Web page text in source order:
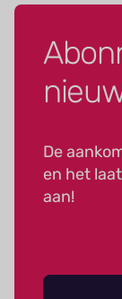
De
en het
aan!